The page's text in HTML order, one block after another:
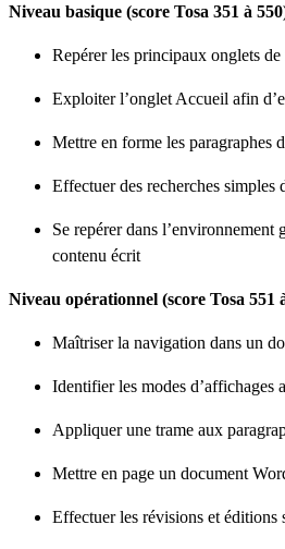
Niveau basique (score Tosa 351 à
Repérer les principaux onglets
Exploiter l’onglet Accueil afin
Mettre en forme les paragraphes
Effectuer des recherches simples
Se repérer dans
contenu écrit
Niveau opérationnel (score Tosa 551
Maîtriser la navigation dans un
Identifier les modes d’affichages
Appliquer une trame aux
Mettre en page un document
Effectuer les révisions et éditions